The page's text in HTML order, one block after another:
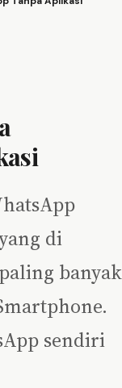
di
banyak
sendiri